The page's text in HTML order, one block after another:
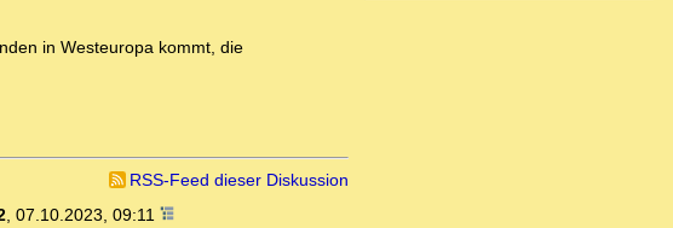
in Westeuropa kommt, die
RSS-Feed dieser Diskussion
, 07.10.2023, 09:11